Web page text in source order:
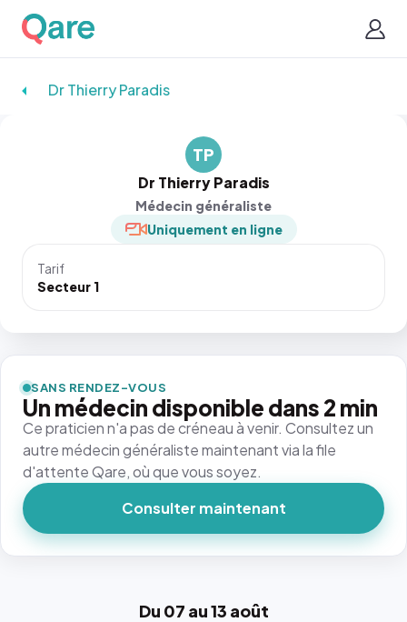
Dr Thierry Paradis
TP
Dr Thierry Paradis
Médecin généraliste
Uniquement en ligne
Tarif
Secteur 1
Du 07 au 13 août
SANS RENDEZ-VOUS
Un médecin disponible dans 2 min
Ce praticien n'a pas de créneau à venir. Consultez un
autre médecin généraliste maintenant via la file
d'attente Qare, où que vous soyez.
Consulter maintenant